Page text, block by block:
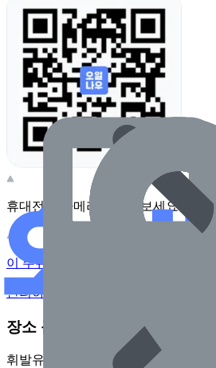
휴대전화 카메라로 찍어보세요
이 주유소의 사장님이신가요?
관리하기
장소 근처 주유소
휘발유